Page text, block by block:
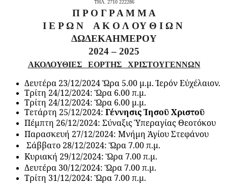
ΤΗΛ. 2710 222286
Π Ρ Ο Γ Ρ Α Μ Μ Α
Ι Ε Ρ Ω Ν Α Κ Ο Λ ΟΥ Θ Ι Ω Ν
ΔΩΔΕΚΑΗΜΕΡΟΥ
2024 – 2025
ΑΚΟΛΟΥΘΙΕΣ ΕΟΡΤΗΣ ΧΡΙΣΤΟΥΓΕΝΝΩΝ
Δευτέρα 23/12/2024 Ὥρα 5.00 μ.μ. Ἱερόν Εὐχέλαιον.
Τρίτη 24/12/2024: Ὥρα 6.00 π.μ.
Τρίτη 24/12/2024: Ὥρα 6.00 μ.μ.
Τετάρτη 25/12/2024: Γέννησις Ἰησοῦ Χριστοῦ
Πέμπτη 26/12/2024: Σύναξις Ὑπεραγίας Θεοτόκου
Παρασκευή 27/12/2024: Μνήμη Ἁγίου Στεφάνου
Σάββατο 28/12/2024: Ὥρα 7.00 π.μ.
Κυριακή 29/12/2024: Ὥρα 7.00 π.μ.
Δευτέρα 30/12/2024: Ὥρα 7.00 π.μ.
Τρίτη 31/12/2024: Ὥρα 7.00 π.μ.